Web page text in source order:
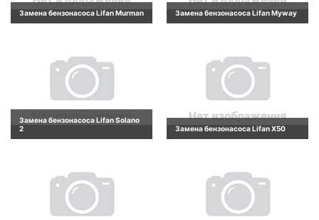
Замена бензонасоса Lifan Murman Замена бензонасоса Lifan Myway
Замена бензонасоса Lifan Solano
2
Замена бензонасоса Lifan X50